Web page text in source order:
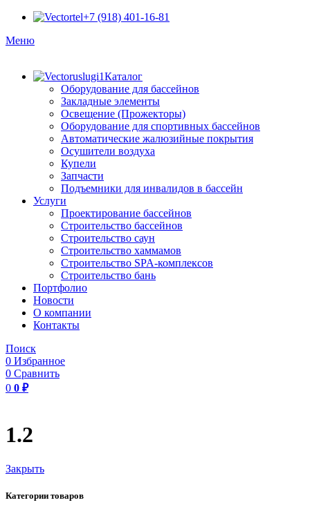
+7 (918) 401-16-81
Меню
Каталог
Оборудование для бассейнов
Закладные элементы
Освещение (Прожекторы)
Оборудование для спортивных бассейнов
Автоматические жалюзийные покрытия
Осушители воздуха
Купели
Запчасти
Подъемники для инвалидов в бассейн
Услуги
Проектирование бассейнов
Строительство бассейнов
Строительство саун
Строительство хаммамов
Строительство SPA-комплексов
Строительство бань
Портфолио
Новости
O компании
Контакты
Поиск
0 Избранное
0 Сравнить
0 0 ₽
1.2
Закрыть
Категории товаров